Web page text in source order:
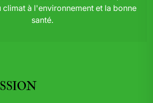
à l'environnement et la bonne
santé.